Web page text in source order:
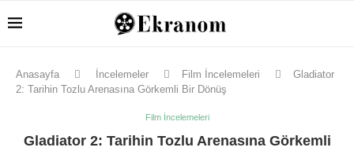
Anasayfa İncelemeler Film İncelemeleri
Gladiator
2: Tarihin Tozlu Arenasına Görkemli Bir Dönüş
Film İncelemeleri
Gladiator 2: Tarihin Tozlu Arenasına Görkemli